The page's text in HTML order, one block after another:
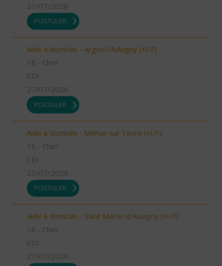
27/07/2026
POSTULER
Aide à domicile - Argent/Aubigny (H/F)
18 - Cher
CDI
27/07/2026
POSTULER
Aide à domicile - Mehun sur Yèvre (H/F)
18 - Cher
CDI
27/07/2026
POSTULER
Aide à domicile - Saint Martin d'Auxigny (H/F)
18 - Cher
CDI
27/07/2026